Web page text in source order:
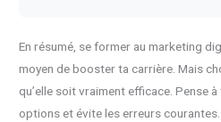
En résumé, se former au marketing
moyen de booster ta carrière. Mais
qu’elle soit vraiment efficace. Pense
options et évite les erreurs